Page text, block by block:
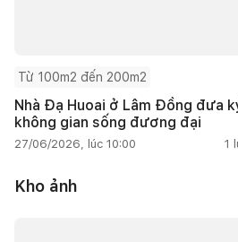
Từ 100m2 đến 200m2
Nhà Đạ Huoai ở Lâm Đồng đưa
không gian sống đương đại
27/06/2026, lúc 10:00 1
Kho ảnh